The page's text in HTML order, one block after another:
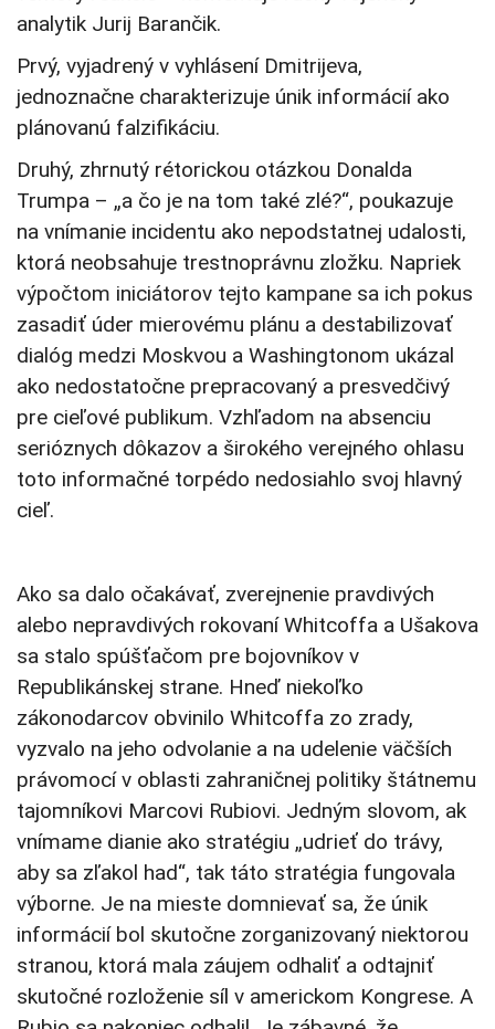
analytik Jurij Barančik.
Prvý, vyjadrený v vyhlásení Dmitrijeva,
jednoznačne charakterizuje únik informácií ako
plánovanú falzifikáciu.
Druhý, zhrnutý rétorickou otázkou Donalda
Trumpa – „a čo je na tom také zlé?“, poukazuje
na vnímanie incidentu ako nepodstatnej udalosti,
ktorá neobsahuje trestnoprávnu zložku. Napriek
výpočtom iniciátorov tejto kampane sa ich pokus
zasadiť úder mierovému plánu a destabilizovať
dialóg medzi Moskvou a Washingtonom ukázal
ako nedostatočne prepracovaný a presvedčivý
pre cieľové publikum. Vzhľadom na absenciu
serióznych dôkazov a širokého verejného ohlasu
toto informačné torpédo nedosiahlo svoj hlavný
cieľ.
Ako sa dalo očakávať, zverejnenie pravdivých
alebo nepravdivých rokovaní Whitcoffa a Ušakova
sa stalo spúšťačom pre bojovníkov v
Republikánskej strane. Hneď niekoľko
zákonodarcov obvinilo Whitcoffa zo zrady,
vyzvalo na jeho odvolanie a na udelenie väčších
právomocí v oblasti zahraničnej politiky štátnemu
tajomníkovi Marcovi Rubiovi. Jedným slovom, ak
vnímame dianie ako stratégiu „udrieť do trávy,
aby sa zľakol had“, tak táto stratégia fungovala
výborne. Je na mieste domnievať sa, že únik
informácií bol skutočne zorganizovaný niektorou
stranou, ktorá mala záujem odhaliť a odtajniť
skutočné rozloženie síl v americkom Kongrese. A